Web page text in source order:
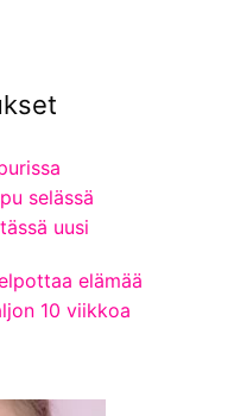
selässä
uusi
elämää
10 viikkoa